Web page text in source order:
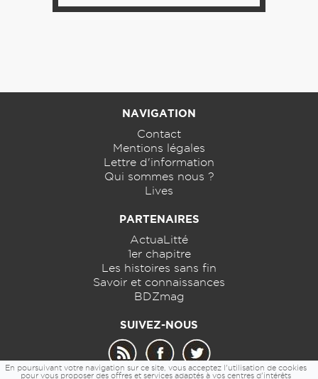
NAVIGATION
Contact
Mentions légales
Lettre d'information
Qui sommes nous ?
Lives
PARTENAIRES
ActuaLitté
1er chapitre
Les histoires sans fin
Savoir et connaissances
BDZmag
SUIVEZ-NOUS
En poursuivant votre navigation sur ce site, vous acceptez l'utilisation de cookies
pour vous proposer des offres et services adaptés à vos centres d'intérêts